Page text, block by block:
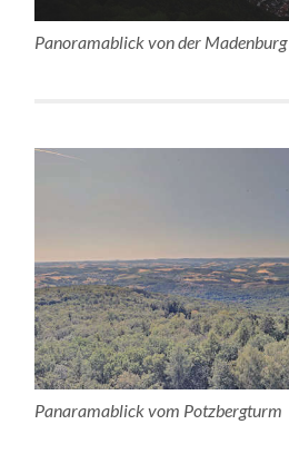
Panoramablick von der Madenburg
Panaramablick vom Potzbergturm